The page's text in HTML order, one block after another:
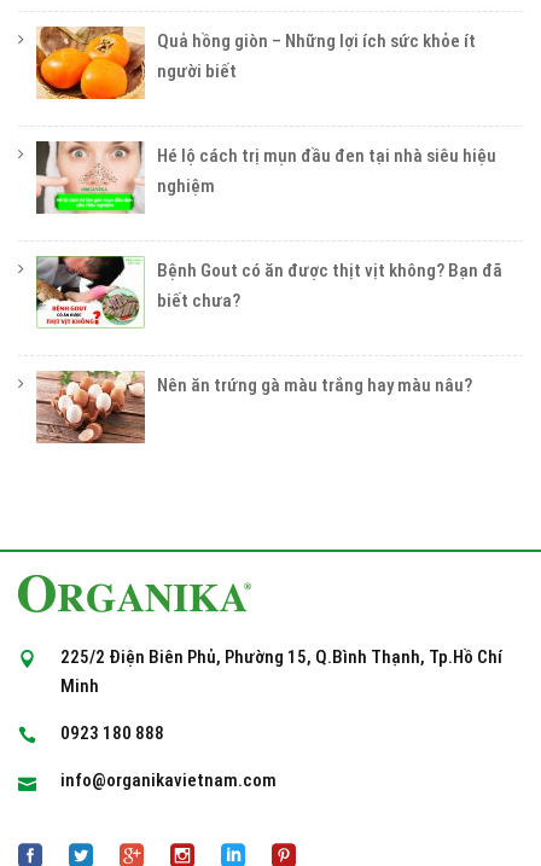
Quả hồng giòn – Những lợi ích sức khỏe ít
người biết
Hé lộ cách trị mụn đầu đen tại nhà siêu hiệu
nghiệm
Bệnh Gout có ăn được thịt vịt không? Bạn đã
biết chưa?
Nên ăn trứng gà màu trắng hay màu nâu?
225/2 Điện Biên Phủ, Phường 15, Q.Bình Thạnh, Tp.Hồ Chí
Minh
0923 180 888
info@organikavietnam.com